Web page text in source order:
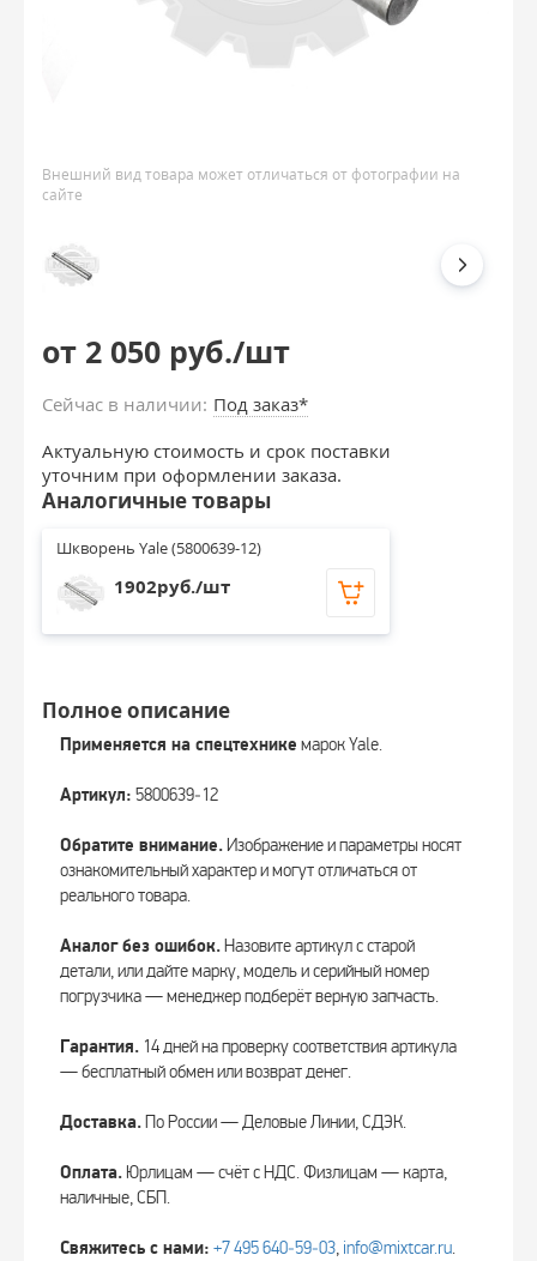
Внешний вид товара может отличаться от фотографии на
сайте
от 2 050 руб./шт
Сейчас в наличии: Под заказ*
Актуальную стоимость и срок поставки
уточним при оформлении заказа.
Аналогичные товары
Шкворень Yale (5800639-12)
1902руб./шт
Полное описание
Применяется на спецтехнике марок Yale.
Артикул: 5800639‑12
Обратите внимание.Изображение и параметры носят
ознакомительный характер и могут отличаться от
реального товара.
Аналог без ошибок.Назовите артикул с старой
детали, или дайте марку, модель и серийный номер
погрузчика — менеджер подберёт верную запчасть.
Гарантия. 14 дней на проверку соответствия артикула
— бесплатный обмен или возврат денег.
Доставка.По России — Деловые Линии, СДЭК.
Оплата. Юрлицам — счёт с НДС. Физлицам — карта,
наличные, СБП.
Свяжитесь с нами: +7 495 640‑59‑03, info@mixtcar.ru.